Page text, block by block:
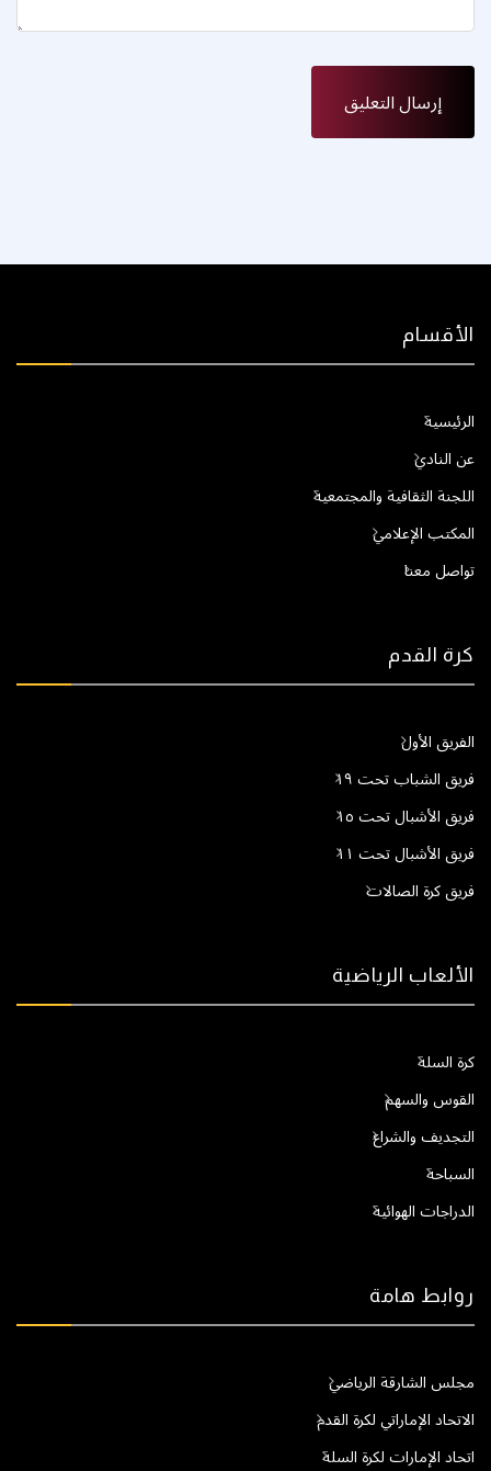
الأقسام
الرئيسية
عن النادي
اللجنة الثقافية والمجتمعية
المكتب الإعلامي
تواصل معنا
كرة القدم
الفريق الأول
فريق الشباب تحت ١٩
فريق الأشبال تحت ١٥
فريق الأشبال تحت ١١
فريق كرة الصالات
الألعاب الرياضية
كرة السلة
القوس والسهم
التجديف والشراع
السباحة
الدراجات الهوائية
روابط هامة
مجلس الشارقة الرياضي
الاتحاد الإماراتي لكرة القدم
اتحاد الإمارات لكرة السلة